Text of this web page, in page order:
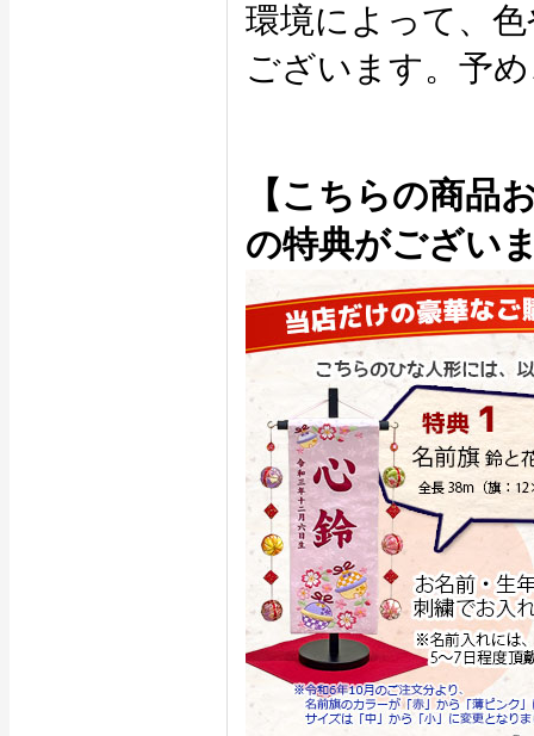
環境によって、
ございます。予
【こちらの商品
の特典がござい